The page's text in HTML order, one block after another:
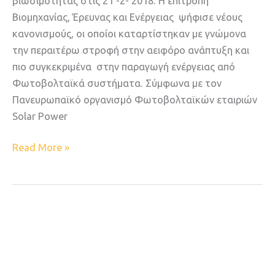
Βιομηχανίας, Έρευνας και Ενέργειας ψήφισε νέους
κανονισμούς, οι οποίοι καταρτίστηκαν με γνώμονα
την περαιτέρω στροφή στην αειφόρο ανάπτυξη και
πιο συγκεκριμένα στην παραγωγή ενέργειας από
Φωτοβολταϊκά συστήματα. Σύμφωνα με τον
Πανευρωπαϊκό οργανισμό Φωτοβολταϊκών εταιριών
Solar Power
Read More »